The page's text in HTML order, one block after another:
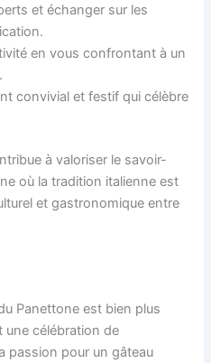
et échanger sur les
en vous confrontant à un
convivial et festif qui célèbre
à valoriser le savoir-
où la tradition italienne est
et gastronomique entre
Panettone est bien plus
une célébration de
passion pour un gâteau